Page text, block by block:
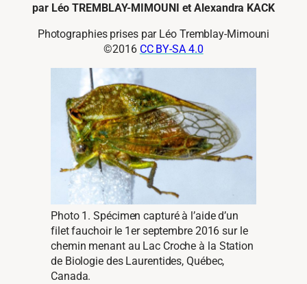
par Léo TREMBLAY-MIMOUNI et Alexandra KACK
Photographies prises par Léo Tremblay-Mimouni
©2016 CC BY-SA 4.0
Photo 1. Spécimen capturé à l’aide d’un
filet fauchoir le 1er septembre 2016 sur le
chemin menant au Lac Croche à la Station
de Biologie des Laurentides, Québec,
Canada.